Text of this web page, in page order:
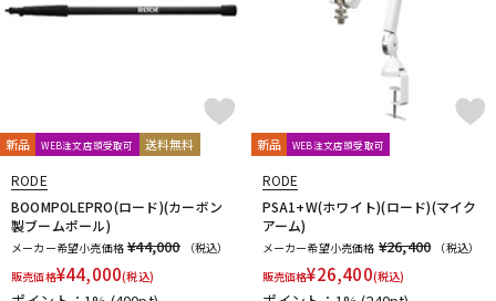
新品 WEB注文店頭受取可 送料無料
RODE
BOOMPOLEPRO(ロード)(カーボン
製ブームポール)
メーカー希望小売価格 ¥44,000
（税込）
販売価格¥44,000(税込)
新品 WEB注文店頭受取可
RODE
PSA1+W(ホワイト)(ロード)(マイク
アーム)
メーカー希望小売価格 ¥26,400
（税込）
販売価格¥26,400(税込)